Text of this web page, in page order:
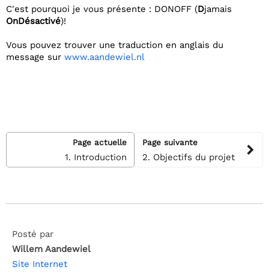
C'est pourquoi je vous présente : DONOFF (Djamais
OnDésactivé)!
Vous pouvez trouver une traduction en anglais du
message sur www.aandewiel.nl
Page actuelle
1. Introduction
Page suivante
2. Objectifs du projet
Posté par
Willem Aandewiel
Site Internet